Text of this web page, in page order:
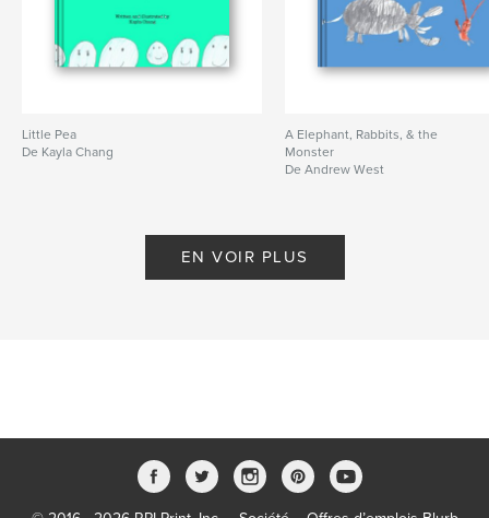
Little Pea
De Kayla Chang
A Elephant, Rabbits, & the
Monster
De Andrew West
EN VOIR PLUS